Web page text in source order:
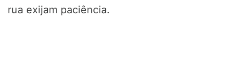
rua exijam paciência.